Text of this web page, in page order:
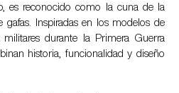
es reconocido como la cuna de la
gafas. Inspiradas en los modelos de
durante la Primera Guerra
historia, funcionalidad y diseño